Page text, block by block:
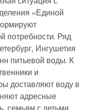
«Единой
потребности. Ряд
Ингушетия
питьевой воды. К
и
доставляют воду в
адресные